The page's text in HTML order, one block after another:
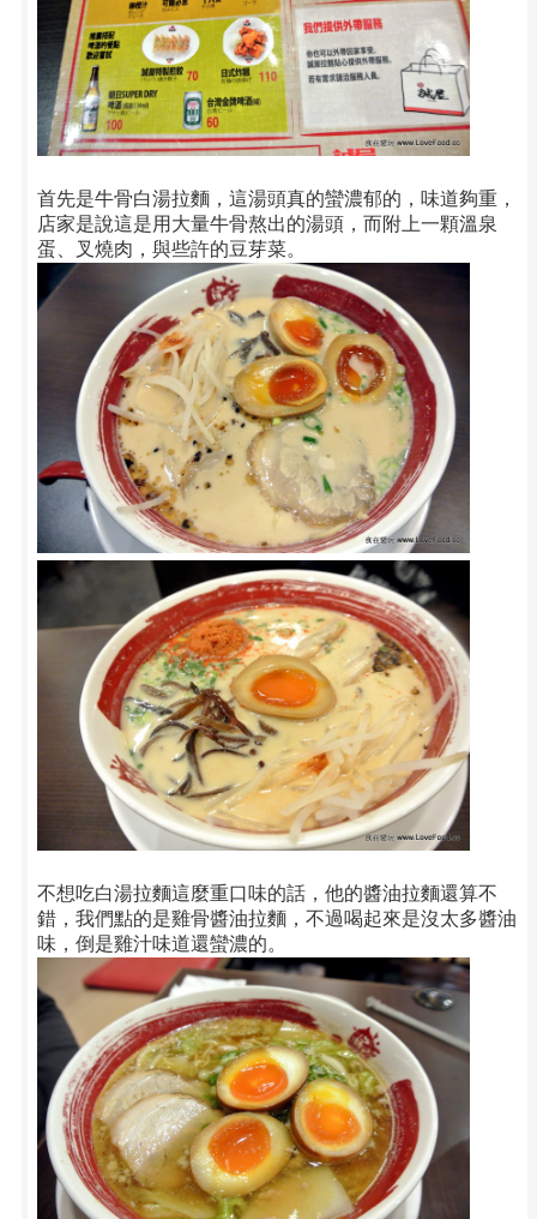
首先是牛骨白湯拉麵，這湯頭真的蠻濃郁的，味道夠重，
店家是說這是用大量牛骨熬出的湯頭，而附上一顆溫泉
蛋、叉燒肉，與些許的豆芽菜。
不想吃白湯拉麵這麼重口味的話，他的醬油拉麵還算不
錯，我們點的是雞骨醬油拉麵，不過喝起來是沒太多醬油
味，倒是雞汁味道還蠻濃的。